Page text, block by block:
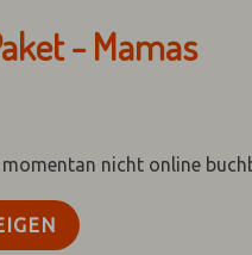
- Mamas
nicht online